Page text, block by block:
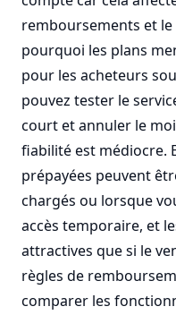
remboursements et le
pourquoi les plans
pour les acheteurs
pouvez tester le
court et annuler le
fiabilité est médiocre.
prépayées peuvent
chargés ou lorsque
accès temporaire, et
attractives que si le
règles de
comparer les